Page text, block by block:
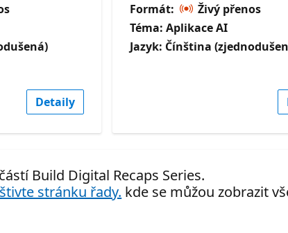
Detaily
Formát:
Živý přenos
Téma: Aplikace AI
Jazyk: Čínština
Build Digital Recaps Series.
stránku řady. kde se můžou zobrazit